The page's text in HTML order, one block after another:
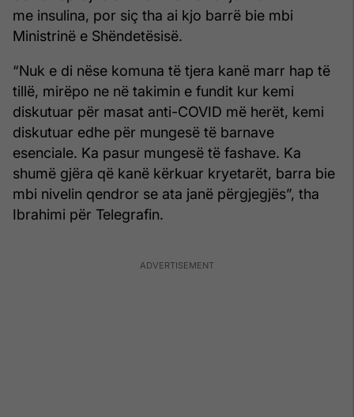
me insulina, por siç tha ai kjo barrë bie mbi
Ministrinë e Shëndetësisë.
“Nuk e di nëse komuna të tjera kanë marr hap të
tillë, mirëpo ne në takimin e fundit kur kemi
diskutuar për masat anti-COVID më herët, kemi
diskutuar edhe për mungesë të barnave
esenciale. Ka pasur mungesë të fashave. Ka
shumë gjëra që kanë kërkuar kryetarët, barra bie
mbi nivelin qendror se ata janë përgjegjës”, tha
Ibrahimi për Telegrafin.